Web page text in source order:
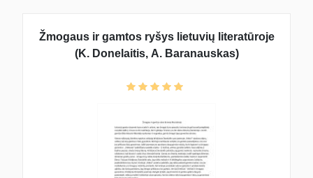
Žmogaus ir gamtos ryšys lietuvių literatūroje
(K. Donelaitis, A. Baranauskas)